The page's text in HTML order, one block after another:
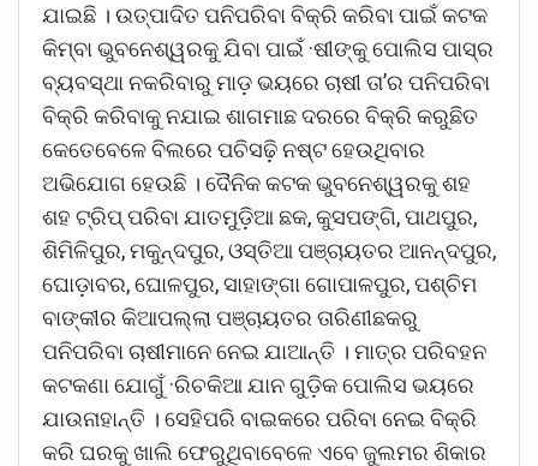
ଯାଇଛି । ଉତ୍ପାଦିତ ପନିପରିବା ବିକ୍ରି କରିବା ପାଇଁ କଟକ
କିମ୍ବା ଭୁବନେଶ୍ୱରକୁ ଯିବା ପାଇଁ ·ଷୀଙ୍କୁ ପୋଲିସ ପାସ୍ର
ବ୍ୟବସ୍ଥା ନକରିବାରୁ ମାଡ଼ ଭୟରେ ଚାଷୀ ତା’ର ପନିପରିବା
ବିକ୍ରି କରିବାକୁ ନଯାଇ ଶାଗମାଛ ଦରରେ ବିକ୍ରି କରୁଛିତ
କେତେବେଳେ ବିଲରେ ପଚିସଢ଼ି ନଷ୍ଟ ହେଉଥିବାର
ଅଭିଯୋଗ ହେଉଛି । ଦୈନିକ କଟକ ଭୁବନେଶ୍ୱରକୁ ଶହ
ଶହ ଟ୍ରିପ୍ ପରିବା ଯାତମୁଡ଼ିଆ ଛକ, କୁସପଙ୍ଗି, ପାଥପୁର,
ଶିମିଳିପୁର, ମକୁନ୍ଦପୁର, ଓସ୍ତିଆ ପଞ୍ଚାୟତର ଆନନ୍ଦପୁର,
ଘୋଡ଼ାବର, ଘୋଳପୁର, ସାହାଙ୍ଗା ଗୋପାଳପୁର, ପଶ୍ଚିମ
ବାଙ୍କୀର କିଆପଲ୍ଲା ପଞ୍ଚାୟତର ତାରିଣୀଛକରୁ
ପନିପରିବା ଚାଷୀମାନେ ନେଇ ଯାଆନ୍ତି । ମାତ୍ର ପରିବହନ
କଟକଣା ଯୋଗୁଁ ·ରିଚକିଆ ଯାନ ଗୁଡ଼ିକ ପୋଲିସ ଭୟରେ
ଯାଉନାହାନ୍ତି । ସେହିପରି ବାଇକରେ ପରିବା ନେଇ ବିକ୍ରି
କରି ଘରକୁ ଖାଲି ଫେରୁଥିବାବେଳେ ଏବେ ଜୁଲମର ଶିକାର